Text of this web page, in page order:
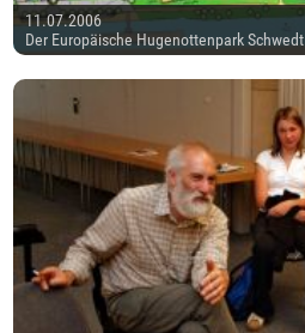
11.07.2006
Der Europäische Hugenottenpark Schwedt